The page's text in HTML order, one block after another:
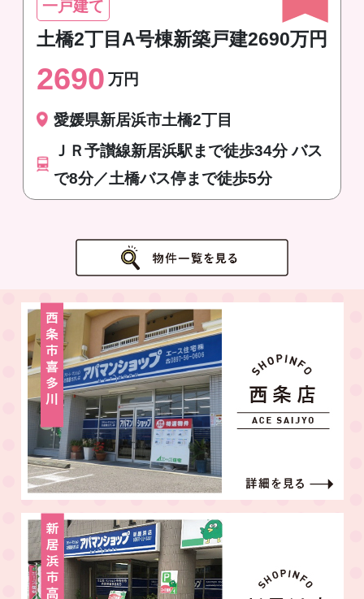
一戸建て
土橋2丁目A号棟新築戸建2690万円
2690 万円
愛媛県新居浜市土橋2丁目
ＪＲ予讃線新居浜駅まで徒歩34分 バス
で8分／土橋バス停まで徒歩5分